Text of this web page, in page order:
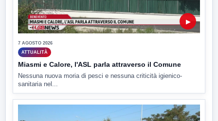
▶
7 AGOSTO 2026
ATTUALITÀ
Miasmi e Calore, l'ASL parla attraverso il Comune
Nessuna nuova moria di pesci e nessuna criticità igienico-
sanitaria nel...